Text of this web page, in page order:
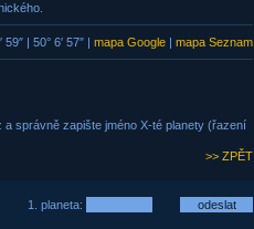
| 50° 6′ 57″ | mapa Google | mapa Seznam
správně zapište jméno X-té planety (řazení
>> ZPĚT
1. planeta: